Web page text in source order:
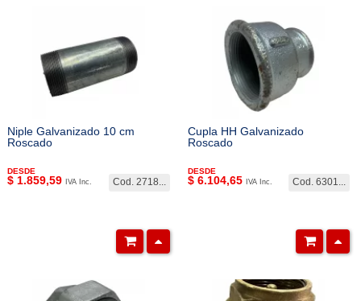
Niple Galvanizado 10 cm
Roscado
Cod. 2718...
DESDE
$ 1.859,59 IVA Inc.
Cupla HH Galvanizado
Roscado
Cod. 6301...
DESDE
$ 6.104,65 IVA Inc.